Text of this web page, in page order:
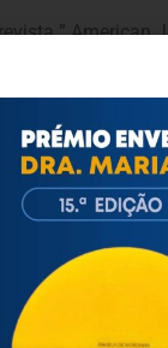
” American
de
autonomia,
e de uma